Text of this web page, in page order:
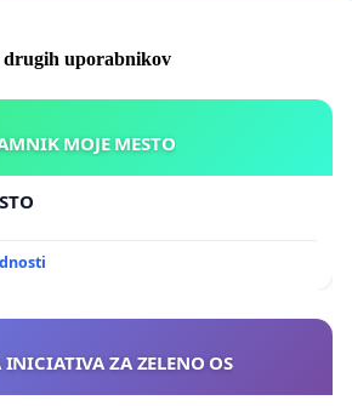
drugih uporabnikov
KAMNIK MOJE MESTO
MESTO
ZA ZELENO OS